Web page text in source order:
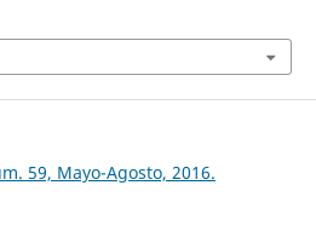
59, Mayo-Agosto, 2016.